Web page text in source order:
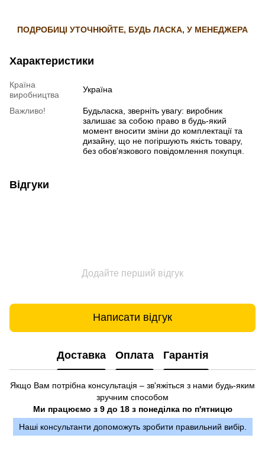
ПОДРОБИЦІ УТОЧНЮЙТЕ, БУДЬ ЛАСКА, У МЕНЕДЖЕРА
Характеристики
Країна
виробництва
Україна
Важливо!
Будьласка, зверніть увагу: виробник
залишає за собою право в будь-який
момент вносити зміни до комплектації та
дизайну, що не погіршують якість товару,
без обов'язкового повідомлення покупця.
Відгуки
Додайте перший відгук
Написати відгук
Доставка Оплата Гарантія
Якщо Вам потрібна консультація – зв'яжіться з нами будь-яким
зручним способом
Ми працюємо з 9 до 18 з понеділка по п'ятницю
Наші консультанти допоможуть зробити правильний вибір.